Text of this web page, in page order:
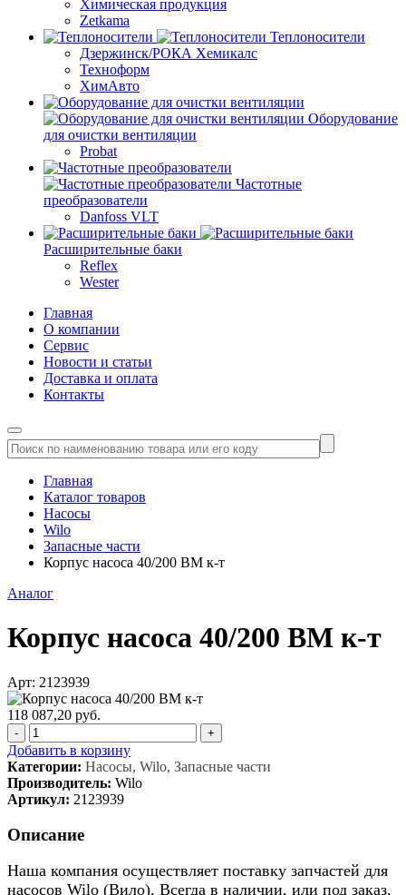
Химическая продукция
Zetkama
Теплоносители
Дзержинск/РОКА Хемикалс
Техноформ
ХимАвто
Оборудование
для очистки вентиляции
Probat
Частотные
преобразователи
Danfoss VLT
Расширительные баки
Reflex
Wester
Главная
О компании
Сервис
Новости и статьи
Доставка и оплата
Контакты
Главная
Каталог товаров
Насосы
Wilo
Запасные части
Корпус насоса 40/200 BM к-т
Аналог
Корпус насоса 40/200 BM к-т
Арт: 2123939
118 087,20 руб.
- +
Добавить в корзину
Категории: Насосы, Wilo, Запасные части
Производитель: Wilo
Артикул: 2123939
Описание
Наша компания осуществляет поставку запчастей для
насосов Wilo (Вило). Всегда в наличии, или под заказ,